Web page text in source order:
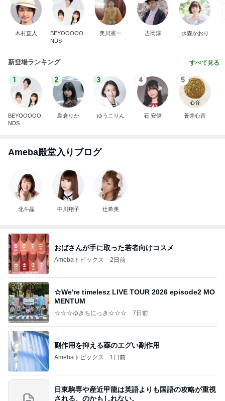
木村直人
BEYOOOOO
NDS
美川憲一 吉岡淳 水森かおり
新登場ランキング すべて見る
1
BEYOOOOO
NDS
2
島倉りか
3
ゆうこりん
4
石 安伊
5
蒼井心音
Ameba殿堂入りブログ
北斗晶 中川翔子 辻希美
おばさんが手に取った若者向けコスメ
Amebaトピックス 2日前
☆We're timelesz LIVE TOUR 2026 episode2 MO
MENTUM
☆☆☆ゆきちにっき☆☆☆ 7日前
副作用を抑える薬のエグい副作用
Amebaトピックス 1日前
日東駒専や産近甲龍は英語よりも国語の攻略が重視
される、のかもしれない。